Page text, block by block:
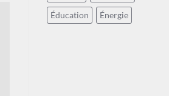
Éducation Énergie